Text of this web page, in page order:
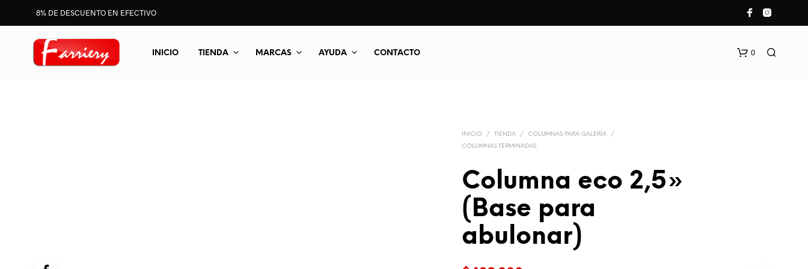
8% DE DESCUENTO EN EFECTIVO
INICIO TIENDA MARCAS AYUDA CONTACTO 0
INICIO / TIENDA / COLUMNAS PARA GALERÍA
/
COLUMNAS TERMINADAS
Columna eco 2,5»
(Base para
abulonar)